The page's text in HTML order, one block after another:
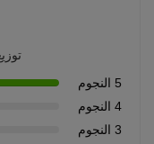
5 النجوم
4 النجوم
3 النجوم